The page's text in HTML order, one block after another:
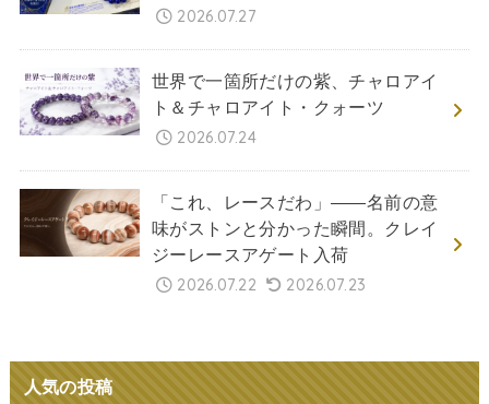
2026.07.27
世界で一箇所だけの紫、チャロアイ
ト＆チャロアイト・クォーツ
2026.07.24
「これ、レースだわ」――名前の意
味がストンと分かった瞬間。クレイ
ジーレースアゲート入荷
2026.07.22 2026.07.23
人気の投稿